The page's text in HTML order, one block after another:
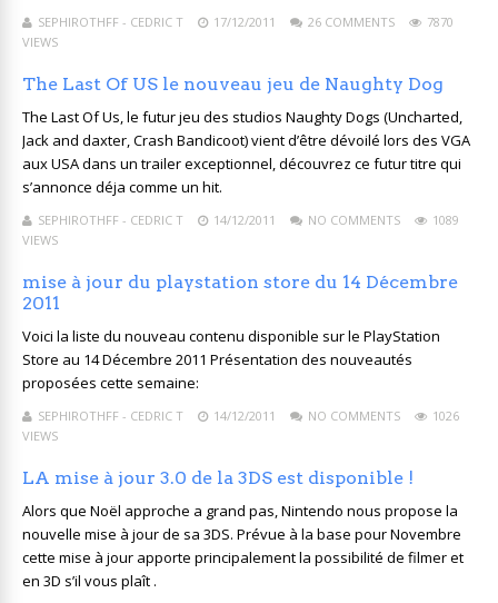
SEPHIROTHFF - CEDRIC T 17/12/2011 26 COMMENTS
7870
VIEWS
The Last Of US le nouveau jeu de Naughty Dog
The Last Of Us, le futur jeu des studios Naughty Dogs (Uncharted,
Jack and daxter, Crash Bandicoot) vient d’être dévoilé lors des VGA
aux USA dans un trailer exceptionnel, découvrez ce futur titre qui
s’annonce déja comme un hit.
SEPHIROTHFF - CEDRIC T 14/12/2011 NO COMMENTS
1089
VIEWS
mise à jour du playstation store du 14 Décembre
2011
Voici la liste du nouveau contenu disponible sur le PlayStation
Store au 14 Décembre 2011 Présentation des nouveautés
proposées cette semaine:
SEPHIROTHFF - CEDRIC T 14/12/2011 NO COMMENTS
1026
VIEWS
LA mise à jour 3.0 de la 3DS est disponible !
Alors que Noël approche a grand pas, Nintendo nous propose la
nouvelle mise à jour de sa 3DS. Prévue à la base pour Novembre
cette mise à jour apporte principalement la possibilité de filmer et
en 3D s’il vous plaît .